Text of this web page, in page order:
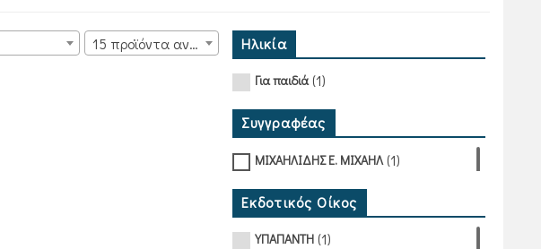
15 προϊόντα ανά σελίδα Ηλικία
Για παιδιά(1)
Συγγραφέας
ΜΙΧΑΗΛΙΔΗΣ Ε. ΜΙΧΑΗΛ(1)
Εκδοτικός Οίκος
ΥΠΑΠΑΝΤΗ(1)